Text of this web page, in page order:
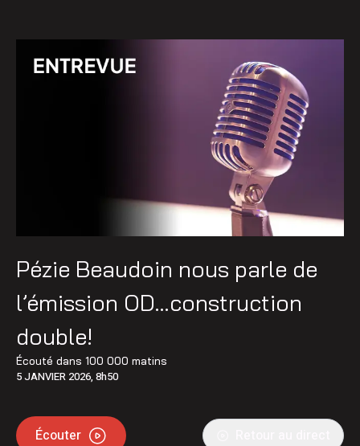
L’avis d’ébullition toujours en vigueur à Saint-Paul
Lavaltrie: Collision entre un véhicule de signalisation et un
poids lourd sur l’autoroute40
Pézie Beaudoin nous parle de
l’émission OD…construction
double!
Écouté dans 100 000 matins
5 JANVIER 2026, 8h50
Écouter